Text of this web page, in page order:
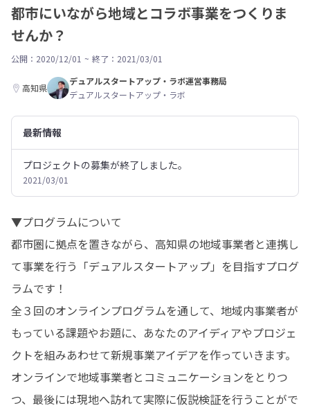
都市にいながら地域とコラボ事業をつくりま
せんか？
公開：2020/12/01 ~ 終了：2021/03/01
高知県
デュアルスタートアップ・ラボ運営事務局
デュアルスタートアップ・ラボ
最新情報
プロジェクトの募集が終了しました。
2021/03/01
▼プログラムについて
都市圏に拠点を置きながら、高知県の地域事業者と連携し
て事業を行う「デュアルスタートアップ」を目指すプログ
ラムです！
全３回のオンラインプログラムを通して、地域内事業者が
もっている課題やお題に、あなたのアイディアやプロジェ
クトを組みあわせて新規事業アイデアを作っていきます。
オンラインで地域事業者とコミュニケーションをとりつ
つ、最後には現地へ訪れて実際に仮説検証を行うことがで